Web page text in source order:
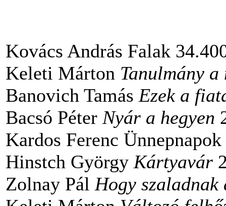
Kovács András Falak
Keleti Márton Tanulmány
Banovich Tamás Ezek a
Bacsó Péter Nyár a hegyen
Kardos Ferenc
Hinstch György Kártyavár
Zolnay Pál Hogy szaladnak